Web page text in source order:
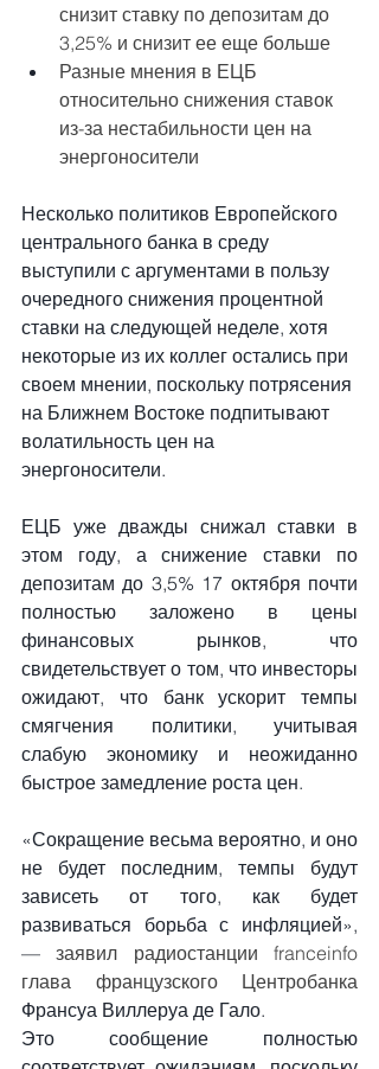
снизит ставку по депозитам до
3,25% и снизит ее еще больше
Разные мнения в ЕЦБ
относительно снижения ставок
из-за нестабильности цен на
энергоносители
Несколько политиков Европейского
центрального банка в среду
выступили с аргументами в пользу
очередного снижения процентной
ставки на следующей неделе, хотя
некоторые из их коллег остались при
своем мнении, поскольку потрясения
на Ближнем Востоке подпитывают
волатильность цен на
энергоносители.
ЕЦБ уже дважды снижал ставки в
этом году, а снижение ставки по
депозитам до 3,5% 17 октября почти
полностью заложено в цены
финансовых рынков, что
свидетельствует о том, что инвесторы
ожидают, что банк ускорит темпы
смягчения политики, учитывая
слабую экономику и неожиданно
быстрое замедление роста цен.
«Сокращение весьма вероятно, и оно
не будет последним, темпы будут
зависеть от того, как будет
развиваться борьба с инфляцией»,
— заявил радиостанции franceinfo
Франсуа Виллеруа де Гало.
Это сообщение полностью